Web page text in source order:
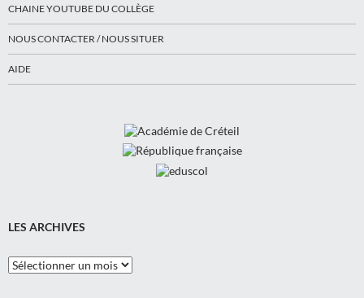
CHAINE YOUTUBE DU COLLÈGE
NOUS CONTACTER / NOUS SITUER
AIDE
LES ARCHIVES
Les
Archives